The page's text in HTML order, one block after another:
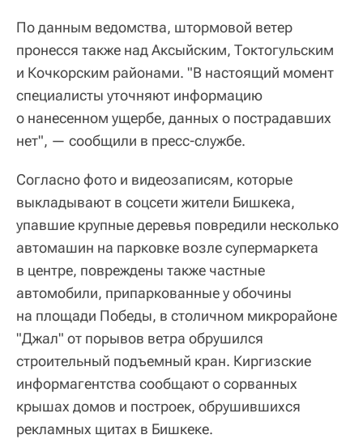
По данным ведомства, штормовой ветер
пронесся также над Аксыйским, Токтогульским
и Кочкорским районами. "В настоящий момент
специалисты уточняют информацию
о нанесенном ущербе, данных о пострадавших
нет", — сообщили в пресс-службе.
Согласно фото и видеозаписям, которые
выкладывают в соцсети жители Бишкека,
упавшие крупные деревья повредили несколько
автомашин на парковке возле супермаркета
в центре, повреждены также частные
автомобили, припаркованные у обочины
на площади Победы, в столичном микрорайоне
"Джал" от порывов ветра обрушился
строительный подъемный кран. Киргизские
информагентства сообщают о сорванных
крышах домов и построек, обрушившихся
рекламных щитах в Бишкеке.